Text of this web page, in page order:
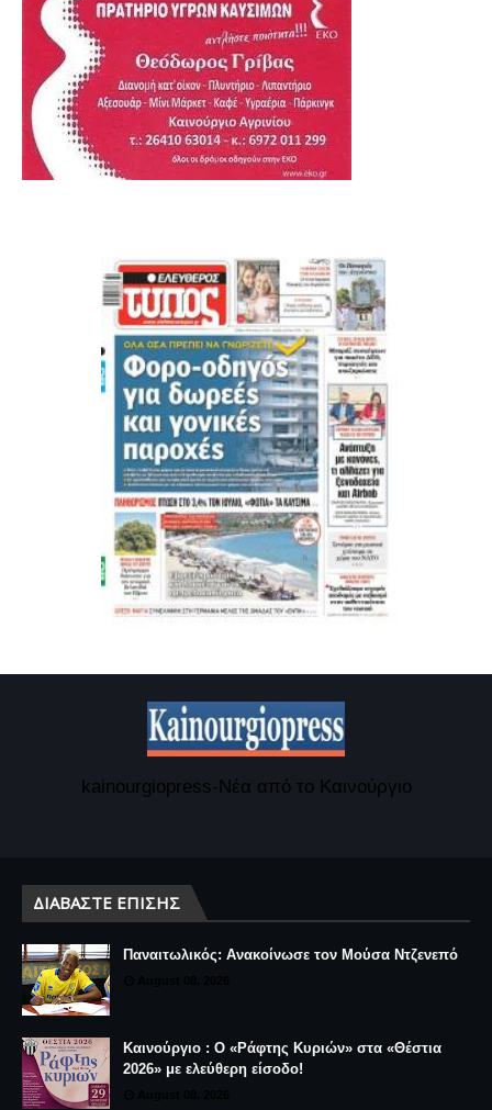
kainourgiopress-Νέα από το Καινούργιο
ΔΙΑΒΆΣΤΕ ΕΠΊΣΗΣ
Παναιτωλικός: Ανακοίνωσε τον Μούσα Ντζενεπό
Καινούργιο : Ο «Ράφτης Κυριών» στα «Θέστια
2026» με ελεύθερη είσοδο!